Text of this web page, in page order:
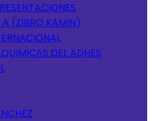
(ZIBRO KAMIN)
DEL ADHES